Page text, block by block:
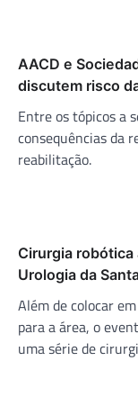
AACD e
discutem risco
Entre os tópicos a
consequências da
reabilitação.
Cirurgia robótica
Urologia da
Além de colocar
para a área, o
uma série de